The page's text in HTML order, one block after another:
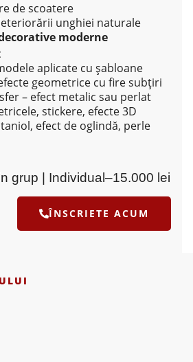
de scoatere
unghiei naturale
moderne
aplicate cu șabloane
geometrice cu fire subțiri
– efect metalic sau perlat
stickere, efecte 3D
efect de oglindă, perle
grup | Individual–15.000 lei
ÎNSCRIETE ACUM